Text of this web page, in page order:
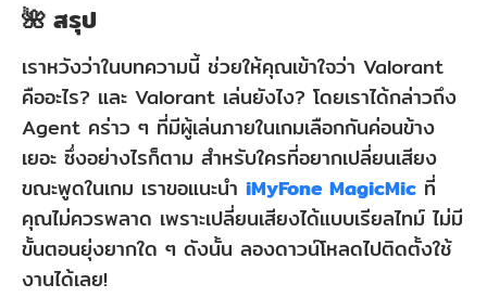
🌺 สรุป
เราหวังว่าในบทความนี้ ช่วยให้คุณเข้าใจว่า Valorant
คืออะไร? และ Valorant เล่นยังไง? โดยเราได้กล่าวถึง
Agent คร่าว ๆ ที่มีผู้เล่นภายในเกมเลือกกันค่อนข้าง
เยอะ ซึ่งอย่างไรก็ตาม สำหรับใครที่อยากเปลี่ยนเสียง
ขณะพูดในเกม เราขอแนะนำ iMyFone MagicMic ที่
คุณไม่ควรพลาด เพราะเปลี่ยนเสียงได้แบบเรียลไทม์ ไม่มี
ขั้นตอนยุ่งยากใด ๆ ดังนั้น ลองดาวน์โหลดไปติดตั้งใช้
งานได้เลย!